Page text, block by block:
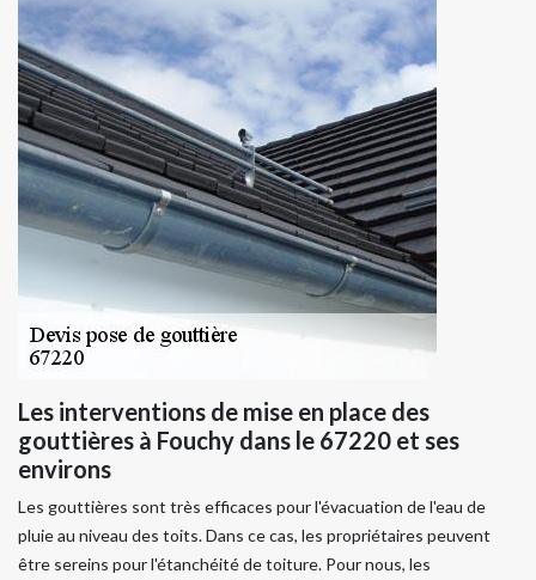
Les interventions de mise en place des
gouttières à Fouchy dans le 67220 et ses
environs
Les gouttières sont très efficaces pour l'évacuation de l'eau de
pluie au niveau des toits. Dans ce cas, les propriétaires peuvent
être sereins pour l'étanchéité de toiture. Pour nous, les